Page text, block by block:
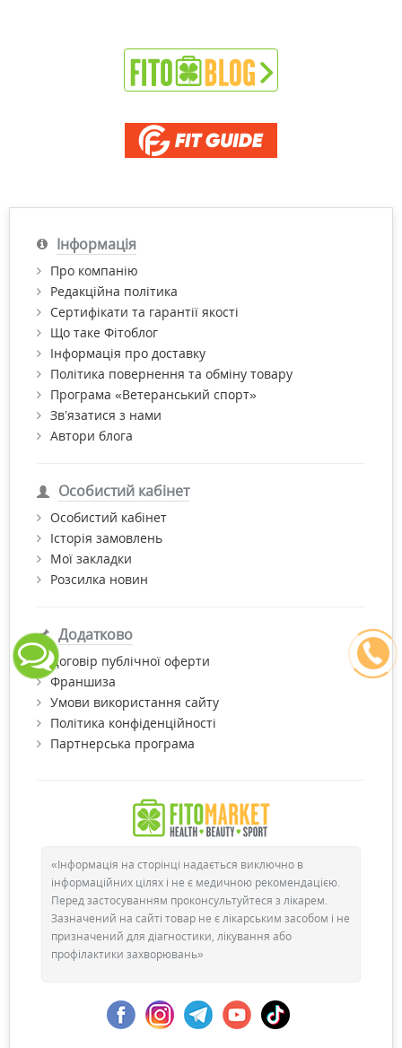
Інформація
Про компанію
Редакційна політика
Сертифікати та гарантії якості
Що таке Фітоблог
Інформація про доставку
Політика повернення та обміну товару
Програма «Ветеранський спорт»
Зв’язатися з нами
Автори блога
Особистий кабінет
Особистий кабінет
Історія замовлень
Мої закладки
Розсилка новин
Додатково
Договір публічної оферти
Франшиза
Умови використання сайту
Політика конфіденційності
Партнерська програма
«Інформація на сторінці надається виключно в
інформаційних цілях і не є медичною рекомендацією.
Перед застосуванням проконсультуйтеся з лікарем.
Зазначений на сайті товар не є лікарським засобом і не
призначений для діагностики, лікування або
профілактики захворювань»